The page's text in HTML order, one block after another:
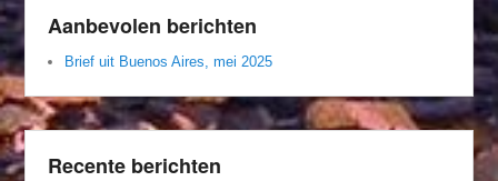
Aanbevolen berichten
Brief uit Buenos Aires, mei 2025
Recente berichten